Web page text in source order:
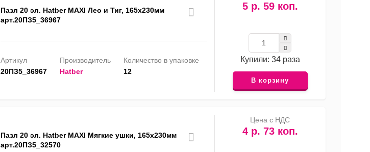
Пазл 20 эл. Hatber MAXI Лео и Тиг, 165х230мм
арт.20ПЗ5_36967
Артикул
20ПЗ5_36967
Производитель
Hatber
Количество в упаковке
12
5 р. 59 коп.
Купили: 34 раза
В корзину
Пазл 20 эл. Hatber MAXI Мягкие ушки, 165х230мм
арт.20ПЗ5_32570
Цена с НДС
4 р. 73 коп.